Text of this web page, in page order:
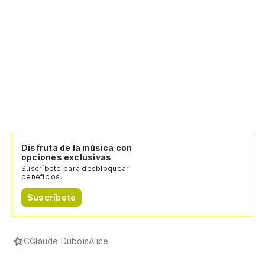
Disfruta de la música con
opciones exclusivas
Suscríbete para desbloquear
beneficios.
Suscríbete
CClaude DuboisAlice